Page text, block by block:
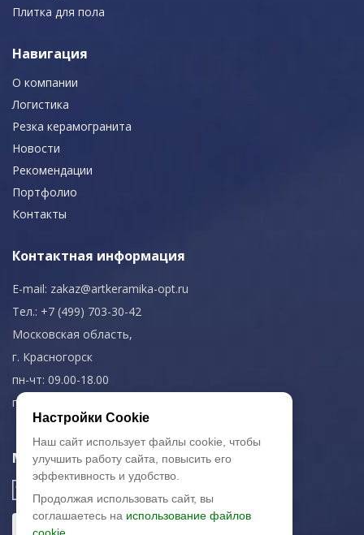
Плитка для пола
Навигация
О компании
Логистика
Резка керамогранита
Новости
Рекомендации
Портфолио
Контакты
Контактная информация
E-mail: zakaz@artkeramika-opt.ru
Тел.: +7 (499) 703-30-42
Московская область,
г. Красногорск
пн-чт: 09.00-18.00
пт: 09.00-17.00
Мы в соц. сетях
Настройки Cookie
Наш сайт использует файлы cookie, чтобы
улучшить работу сайта, повысить его
эффективность и удобство.
Продолжая использовать сайт, вы
соглашаетесь на использование файлов